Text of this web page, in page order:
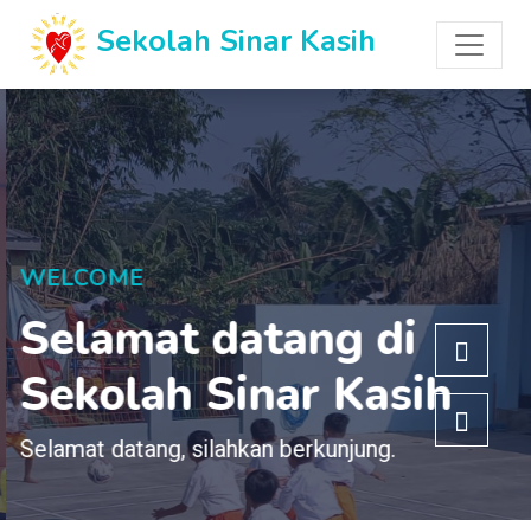
Sekolah Sinar Kasih
WELCOME
Selamat datang di
Sekolah Sinar Kasih
Selamat datang, silahkan berkunjung.